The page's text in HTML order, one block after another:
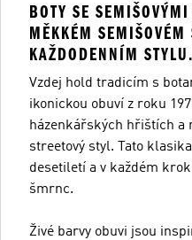
BOTY SE
MĚKKÉM SEMIŠOVÉM
KAŽDODENNÍM STYLU.
Vzdej hold tradicím s
ikonickou obuví z roku
házenkářských hřištích a
streetový styl. Tato
desetiletí a v každém
šmrnc.
Živé barvy obuvi jsou